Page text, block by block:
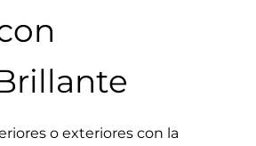
o exteriores con la